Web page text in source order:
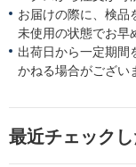
お届けの際に、検品
未使用の状態でお早
出荷日から一定期間
かねる場合がござい
最近チェック